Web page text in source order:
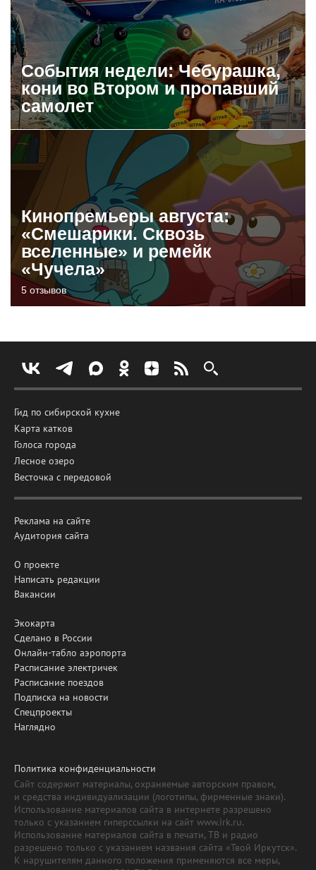
События недели: Чебурашка,
кони во Втором и пропавший
самолет
Кинопремьеры августа:
«Смешарики. Сквозь
вселенные» и ремейк
«Чучела»
5 отзывов
Гид по сибирской кухне
Карта катков
Голоса города
Лесное озеро
Весточка с передовой
Реклама на сайте
Аудитория сайта
О проекте
Написать редакции
Вакансии
Экокарта
Сделано в России
Онлайн-табло аэропорта
Расписание электричек
Расписание поездов
Подписка на новости
Спецпроекты
Наглядно
Политика конфиденциальности
Сайт содержит материалы, охраняемые авторским правом,
и средства индивидуализации (логотипы, фирменные знаки).
Использование материалов сайта в интернете разрешено
только с указанием гиперссылки на сайт www.irk.ru.
Использование материалов сайта в печати, ТВ и радио
разрешено только с указанием названия сайта «Твой Иркутск».
К нарушителям данного положения применяются все меры,